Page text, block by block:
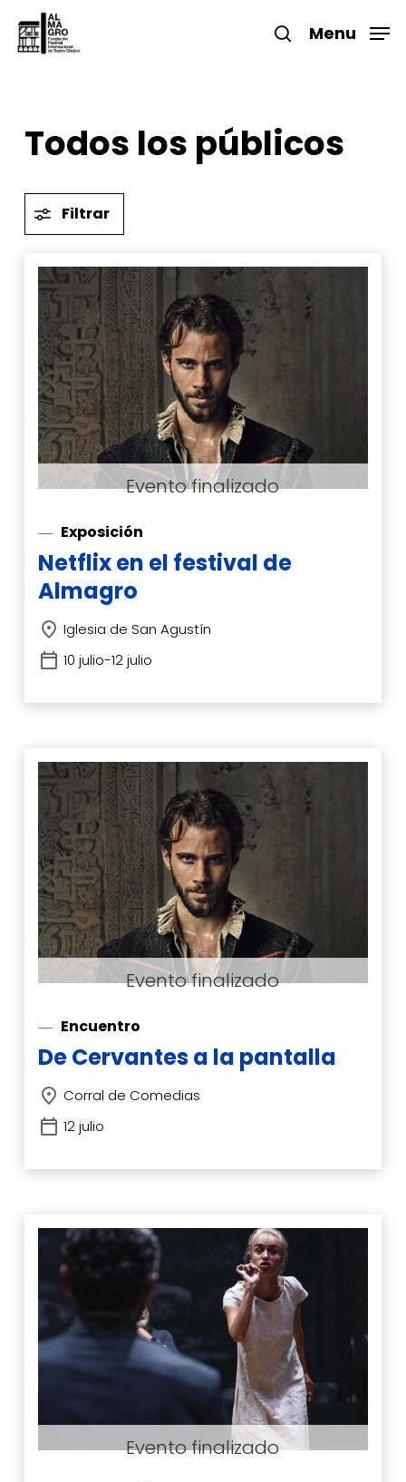
main
search
Menu
Todos los públicos
Filtrar
Exposición
Netflix en el festival de
Almagro
Iglesia de San Agustín
10 julio-12 julio
Encuentro
De Cervantes a la pantalla
Corral de Comedias
12 julio